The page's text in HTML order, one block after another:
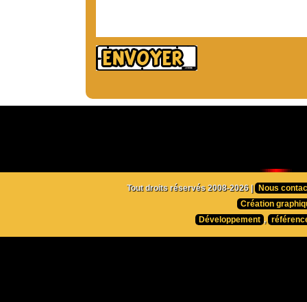
Tout droits réservés 2008-2026 |
Nous
Création
Développement ,